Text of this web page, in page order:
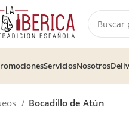
ServiciosNosotros
Bocadillo de Atún